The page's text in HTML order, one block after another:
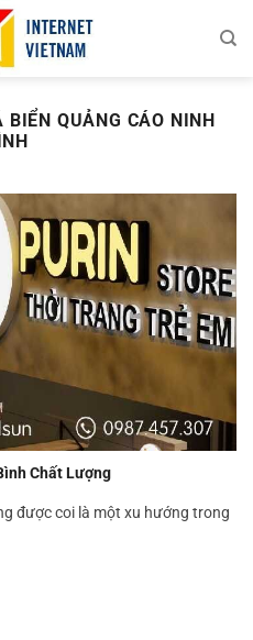
BIỂN QUẢNG CÁO NINH
Chất Lượng
được coi là một xu hướng trong